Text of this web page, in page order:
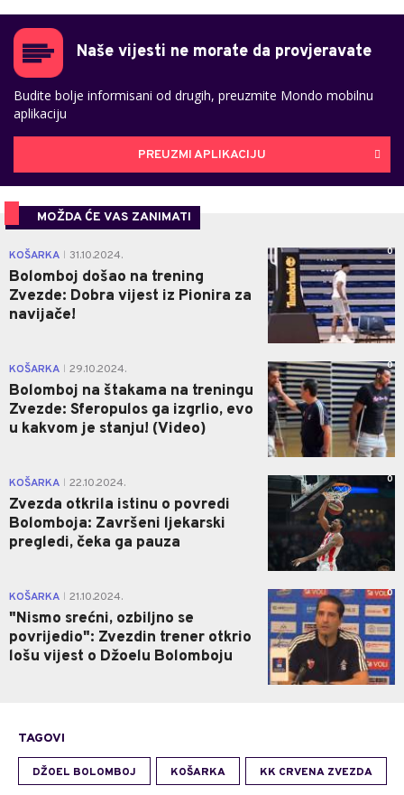
Naše vijesti ne morate da provjeravate
Budite bolje informisani od drugih, preuzmite Mondo mobilnu
aplikaciju
PREUZMI APLIKACIJU
MOŽDA ĆE VAS ZANIMATI
KOŠARKA 31.10.2024.
Bolomboj došao na trening
Zvezde: Dobra vijest iz Pionira za
navijače!
0
KOŠARKA 29.10.2024.
Bolomboj na štakama na treningu
Zvezde: Sferopulos ga izgrlio, evo
u kakvom je stanju! (Video)
0
KOŠARKA 22.10.2024.
Zvezda otkrila istinu o povredi
Bolomboja: Završeni ljekarski
pregledi, čeka ga pauza
0
KOŠARKA 21.10.2024.
"Nismo srećni, ozbiljno se
povrijedio": Zvezdin trener otkrio
lošu vijest o Džoelu Bolomboju
0
TAGOVI
DŽOEL BOLOMBOJ KOŠARKA KK CRVENA ZVEZDA